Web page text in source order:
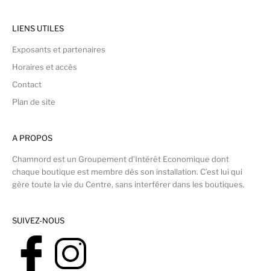
LIENS UTILES
Exposants et partenaires
Horaires et accès
Contact
Plan de site
A PROPOS
Chamnord est un Groupement d’Intérêt Economique dont
chaque boutique est membre dès son installation. C’est lui qui
gère toute la vie du Centre, sans interférer dans les boutiques.
SUIVEZ-NOUS